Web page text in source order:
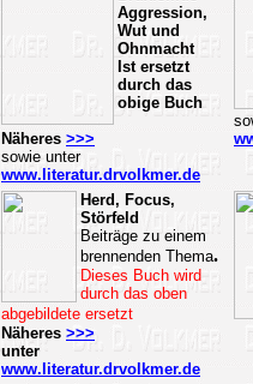
Aggression,
Wut und
Ohnmacht
Ist ersetzt
durch das
obige Buch
Näheres >>>
sowie unter
www.literatur.drvolkmer.de
Herd, Focus,
Störfeld
Beiträge zu einem
brennenden Thema.
Dieses Buch wird
durch das oben
abgebildete ersetzt
Näheres >>>
unter
www.literatur.drvolkmer.de